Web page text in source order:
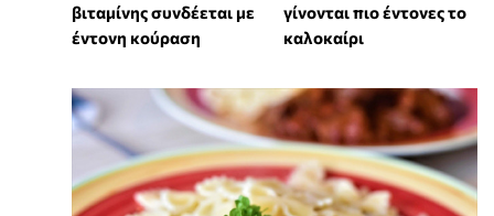
βιταμίνης συνδέεται με
έντονη κούραση
γίνονται πιο έντονες το
καλοκαίρι